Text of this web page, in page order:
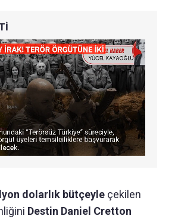
dolarlık bütçeyle çekilen
Destin Daniel Cretton